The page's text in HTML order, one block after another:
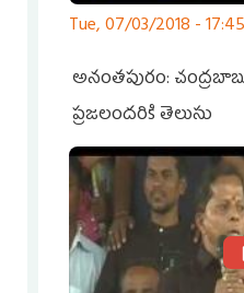
Tue, 07/03/2018 - 17:45
అనంతపురం:
ప్రజలందరికి తెలుసు